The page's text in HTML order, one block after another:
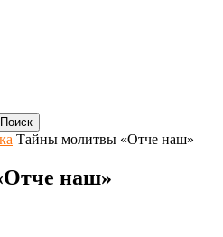
Тайны молитвы «Отче наш»
наш»